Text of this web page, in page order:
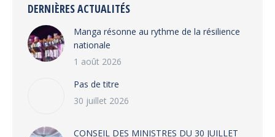
DERNIÈRES ACTUALITÉS
Manga résonne au rythme de la résilience
nationale
1 août 2026
Pas de titre
30 juillet 2026
CONSEIL DES MINISTRES DU 30 JUILLET